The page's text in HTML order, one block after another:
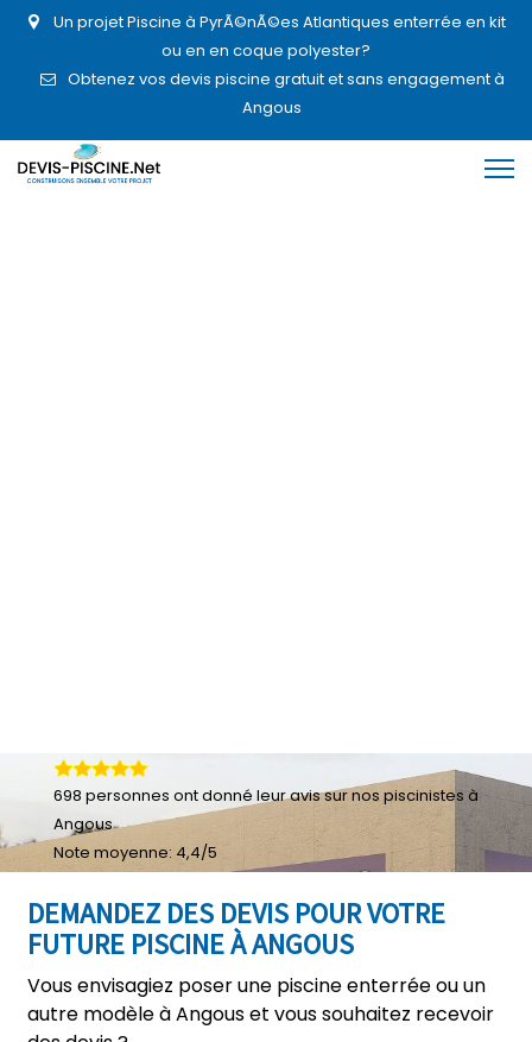
Un projet Piscine à PyrÃ©nÃ©es Atlantiques enterrée en kit
ou en en coque polyester?
Obtenez vos devis piscine gratuit et sans engagement à
Angous
DEMANDEZ DES DEVIS POUR VOTRE
FUTURE PISCINE À ANGOUS
Vous envisagiez poser une piscine enterrée ou un
autre modèle à Angous et vous souhaitez recevoir
698 personnes ont donné leuravis sur nos piscinistes à
Angous
Note moyenne: 4,4/5